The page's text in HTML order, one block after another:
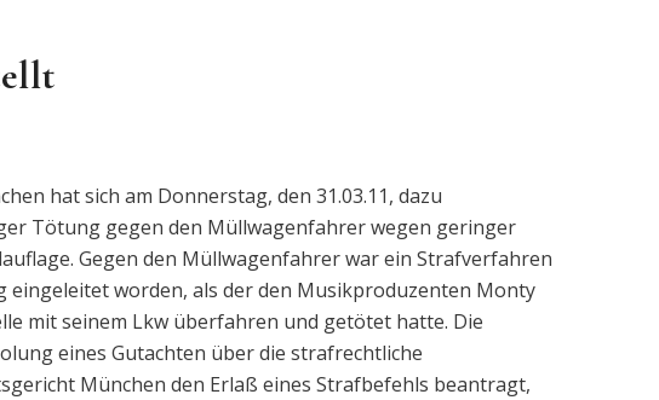
hat sich am Donnerstag, den 31.03.11, dazu
Tötung gegen den Müllwagenfahrer wegen geringer
Gegen den Müllwagenfahrer war ein Strafverfahren
eingeleitet worden, als der den Musikproduzenten Monty
mit seinem Lkw überfahren und getötet hatte. Die
eines Gutachten über die strafrechtliche
München den Erlaß eines Strafbefehls beantragt,